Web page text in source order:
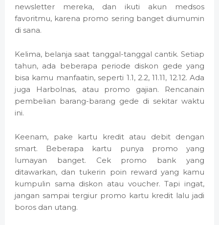
newsletter mereka, dan ikuti akun medsos
favoritmu, karena promo sering banget diumumin
di sana.
Kelima, belanja saat tanggal-tanggal cantik. Setiap
tahun, ada beberapa periode diskon gede yang
bisa kamu manfaatin, seperti 1.1, 2.2, 11.11, 12.12. Ada
juga Harbolnas, atau promo gajian. Rencanain
pembelian barang-barang gede di sekitar waktu
ini.
Keenam, pake kartu kredit atau debit dengan
smart. Beberapa kartu punya promo yang
lumayan banget. Cek promo bank yang
ditawarkan, dan tukerin poin reward yang kamu
kumpulin sama diskon atau voucher. Tapi ingat,
jangan sampai tergiur promo kartu kredit lalu jadi
boros dan utang.